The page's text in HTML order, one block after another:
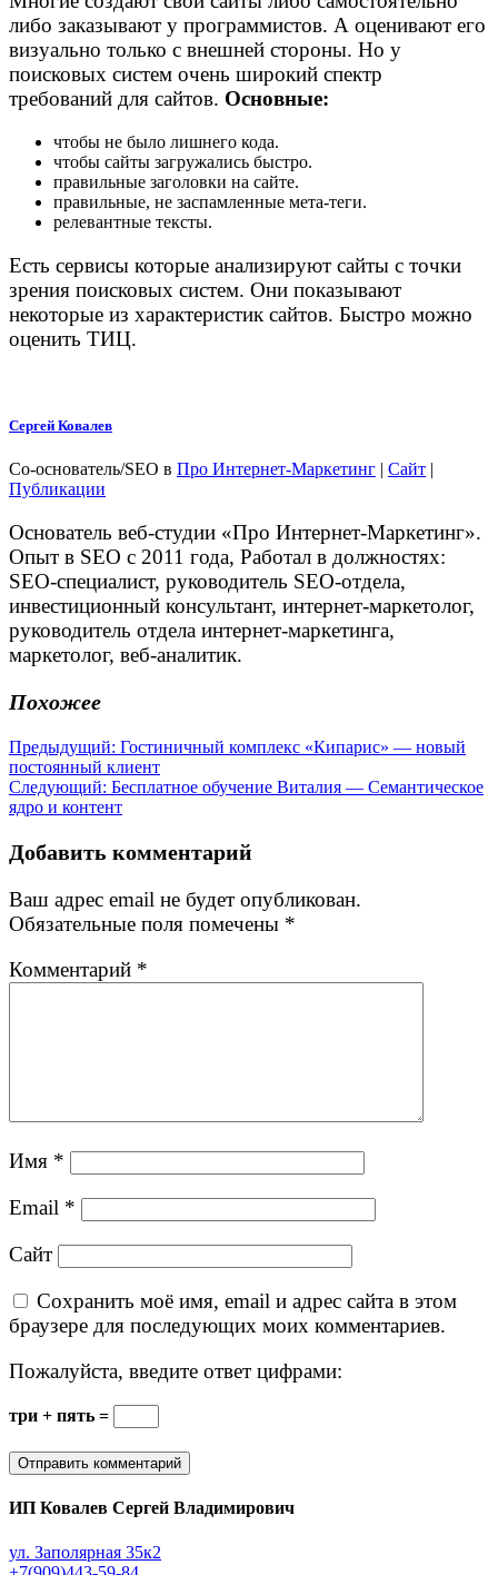
либо заказывают у программистов. А оценивают его
визуально только с внешней стороны. Но у
поисковых систем очень широкий спектр
требований для сайтов. Основные:
чтобы не было лишнего кода.
чтобы сайты загружались быстро.
правильные заголовки на сайте.
правильные, не заспамленные мета-теги.
релевантные тексты.
Есть сервисы которые анализируют сайты с точки
зрения поисковых систем. Они показывают
некоторые из характеристик сайтов. Быстро можно
оценить ТИЦ.
Сергей Ковалев
Со-основатель/SEO в Про Интернет-Маркетинг | Сайт |
Публикации
Основатель веб-студии «Про Интернет-Маркетинг».
Опыт в SEO с 2011 года, Работал в должностях:
SEO-специалист, руководитель SEO-отдела,
инвестиционный консультант, интернет-маркетолог,
руководитель отдела интернет-маркетинга,
маркетолог, веб-аналитик.
Похожее
Навигация
по
записям
Предыдущий: Предыдущая
запись:
Гостиничный комплекс «Кипарис» — новый
постоянный клиент
Следующий: Следующая
запись:
Бесплатное обучение Виталия — Семантическое
ядро и контент
Добавить комментарий
Ваш адрес email не будет опубликован.
Обязательные поля помечены *
Комментарий *
Имя *
Email *
Сайт
Сохранить моё имя, email и адрес сайта в этом
браузере для последующих моих комментариев.
Пожалуйста, введите ответ цифрами:
три + пять =
ИП Ковалев Сергей Владимирович
ул. Заполярная 35к2